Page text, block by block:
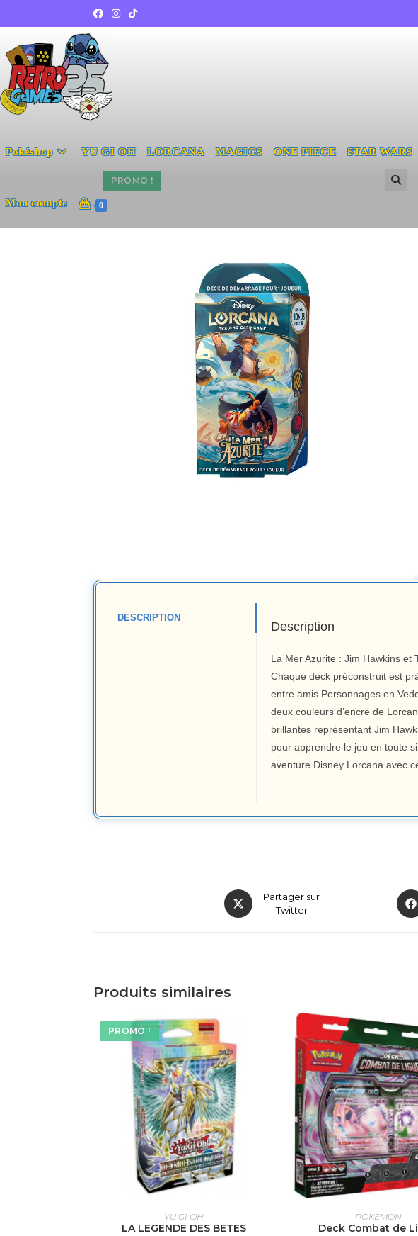
Pokéshop YU GI OH LORCANA MAGICS ONE PIECE STAR WARS
Mon compte 0
PROMO !
DESCRIPTION
Description
La Mer Azurite : Jim Hawkins et
Chaque deck préconstruit est
entre amis.Personnages en
deux couleurs d’encre de
brillantes représentant Jim
pour apprendre le jeu en toute
aventure Disney Lorcana avec
Partager sur
Twitter
Produits similaires
PROMO !
AJOUTER AU PANIER
YU GI OH
LA LEGENDE DES BETES
AJOUTER AU
POKEMON
Deck Combat de